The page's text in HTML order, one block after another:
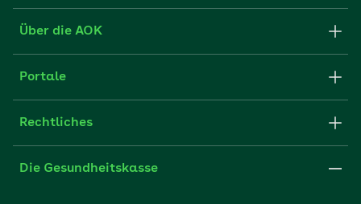
Formulare und Anträge
FAQ
Über die AOK
Struktur & Verwaltung
Partner der AOK
Portale
Fachportal für Arbeitgeber
Rechtliches
Impressum
Die Gesundheitskasse